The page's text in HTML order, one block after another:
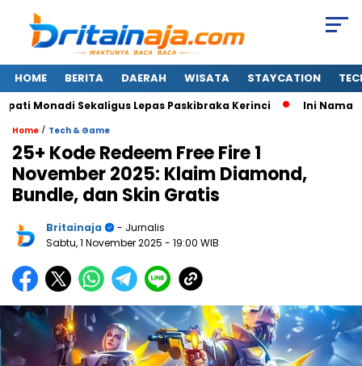
HOME BERITA DAERAH WISATA STAYCATION
Monadi Sekaligus Lepas Paskibraka Kerinci Ini Nama-
Home / Tech & Game
25+ Kode Redeem Free Fire 1
November 2025: Klaim Diamond,
Bundle, dan Skin Gratis
Britainaja
- Jurnalis
Sabtu, 1 November 2025 - 19:00 WIB